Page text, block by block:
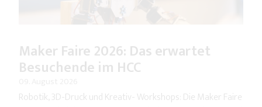
Maker Faire 2026: Das erwartet
Besuchende im HCC
Robotik, 3D-Druck und Kreativ- Workshops: Die Maker Faire